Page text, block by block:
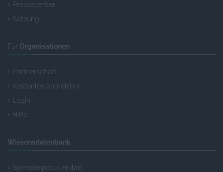
Pressecenter
Satzung
Für Organisationen
Partnerschaft
Kostenlos anmelden
Login
Hilfe
Wissensdatenbank
Spendenpools erklärt